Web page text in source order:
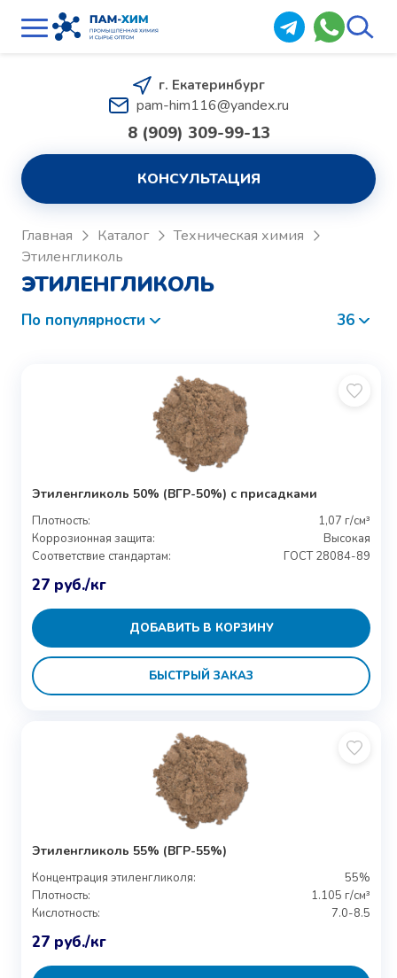
г. Екатеринбург
pam-him116@yandex.ru
8 (909) 309-99-13
КОНСУЛЬТАЦИЯ
Главная Каталог
Техническая химия
Этиленгликоль
ЭТИЛЕНГЛИКОЛЬ
По популярности 36
Этиленгликоль 50% (ВГР-50%) с присадками
Плотность:
1,07 г/см³
Коррозионная защита:
Высокая
Соответствие стандартам:
ГОСТ 28084-89
27 руб./кг
ДОБАВИТЬ В КОРЗИНУ
БЫСТРЫЙ ЗАКАЗ
Этиленгликоль 55% (ВГР-55%)
Концентрация этиленгликоля:
55%
Плотность:
1.105 г/см³
Кислотность:
7.0-8.5
27 руб./кг